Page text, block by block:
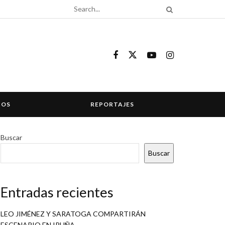
REPORTAJES
Buscar
Buscar
Entradas recientes
LEO JIMÉNEZ Y SARATOGA COMPARTIRÁN